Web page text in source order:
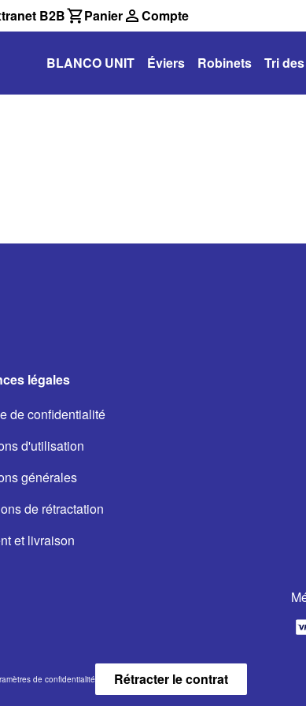
B2B Panier Compte
BLANCO UNIT Éviers Robinets Tri
légales
de confidentialité
d'utilisation
générales
de rétractation
et livraison
de confidentialité Rétracter le contrat